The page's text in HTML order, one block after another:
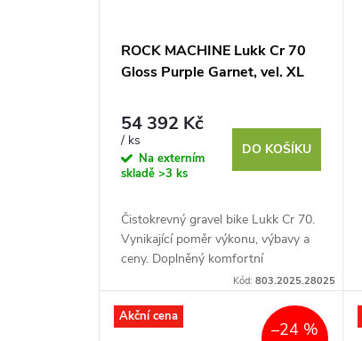
ROCK MACHINE Lukk Cr 70
Gloss Purple Garnet, vel. XL
54 392 Kč
/ ks
Na externím
skladě >3 ks
DO KOŠÍKU
Čistokrevný gravel bike Lukk Cr 70.
Vynikající poměr výkonu, výbavy a
ceny. Doplněný komfortní
ergonomií a minimálními servisními
Kód:803.2025.28025
Akční cena
–24 %